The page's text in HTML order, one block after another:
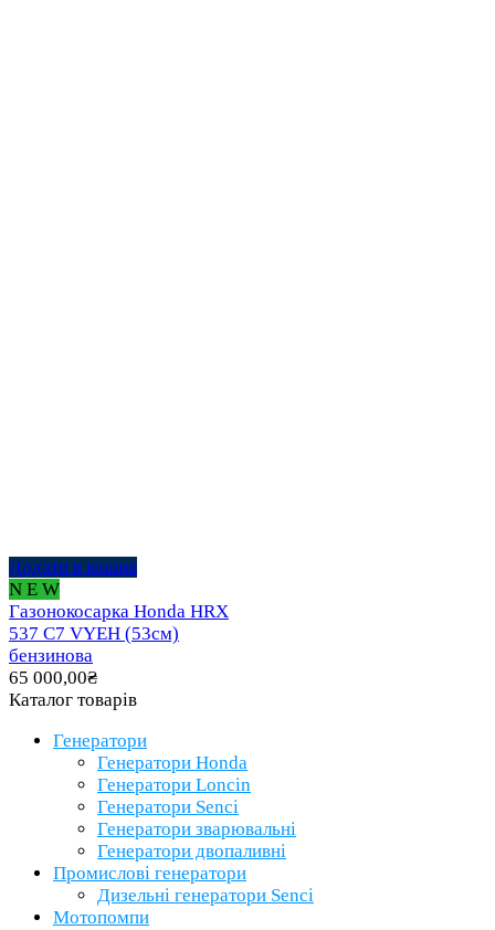
Додати в кошик
N E W
Газонокосарка Honda HRX
537 C7 VYEH (53см)
бензинова
65 000,00₴
Каталог товарів
Генератори
Генератори Honda
Генератори Loncin
Генератори Senci
Генератори зварювальні
Генератори двопаливні
Промислові генератори
Дизельні генератори Senci
Мотопомпи